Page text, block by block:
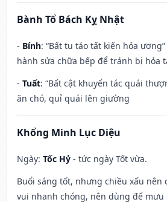
Bành Tổ Bách Kỵ Nhật
- Bính: “Bất tu táo tất kiến hỏa
hành sửa chữa bếp để tránh bị hỏa
- Tuất: “Bất cật khuyển tác quái
ăn chó, quỉ quái lên giường
Khổng Minh Lục Diệu
Ngày: Tốc Hỷ - tức ngày Tốt vừa.
Buổi sáng tốt, nhưng chiều xấu nên
vui nhanh chóng, nên dùng để mưu